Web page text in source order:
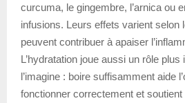
curcuma, le gingembre, l’arnica ou
infusions. Leurs effets varient selon
peuvent contribuer à apaiser
L’hydratation joue aussi un rôle plus
l’imagine : boire suffisamment aide
fonctionner correctement et